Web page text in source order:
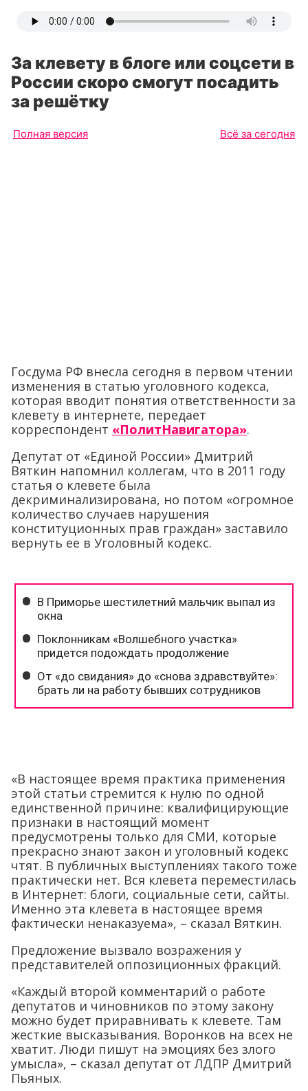
За клевету в блоге или соцсети в
России скоро смогут посадить
за решётку
Полная версия Всё за сегодня
Госдума РФ внесла сегодня в первом чтении
изменения в статью уголовного кодекса,
которая вводит понятия ответственности за
клевету в интернете, передает
корреспондент «ПолитНавигатора».
Депутат от «Единой России» Дмитрий
Вяткин напомнил коллегам, что в 2011 году
статья о клевете была
декриминализирована, но потом «огромное
количество случаев нарушения
конституционных прав граждан» заставило
вернуть ее в Уголовный кодекс.
«В настоящее время практика применения
этой статьи стремится к нулю по одной
единственной причине: квалифицирующие
признаки в настоящий момент
предусмотрены только для СМИ, которые
прекрасно знают закон и уголовный кодекс
чтят. В публичных выступлениях такого тоже
практически нет. Вся клевета переместилась
в Интернет: блоги, социальные сети, сайты.
Именно эта клевета в настоящее время
фактически ненаказуема», – сказал Вяткин.
Предложение вызвало возражения у
представителей оппозиционных фракций.
«Каждый второй комментарий о работе
депутатов и чиновников по этому закону
можно будет приравнивать к клевете. Там
жесткие высказывания. Воронков на всех не
хватит. Люди пишут на эмоциях без злого
умысла», – сказал депутат от ЛДПР Дмитрий
Пьяных.